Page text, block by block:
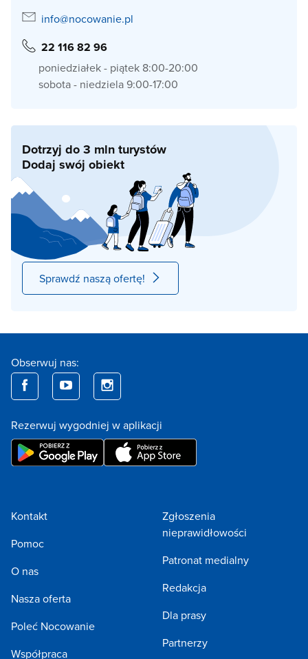
info@nocowanie.pl
22 116 82 96
poniedziałek - piątek 8:00-20:00
sobota - niedziela 9:00-17:00
Dotrzyj do 3 mln turystów
Dodaj swój obiekt
Sprawdź naszą ofertę!
Obserwuj nas:
Rezerwuj wygodniej w aplikacji
Kontakt
Pomoc
O nas
Nasza oferta
Poleć Nocowanie
Współpraca
Zgłoszenia
nieprawidłowości
Patronat medialny
Redakcja
Dla prasy
Partnerzy